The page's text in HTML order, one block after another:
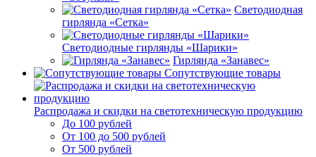
Светодиодная
гирлянда «Сетка»
Светодиодные гирлянды «Шарики»
Гирлянда «Занавес»
Сопутствующие товары
Распродажа и скидки на светотехническую продукцию
До 100 рублей
От 100 до 500 рублей
От 500 рублей